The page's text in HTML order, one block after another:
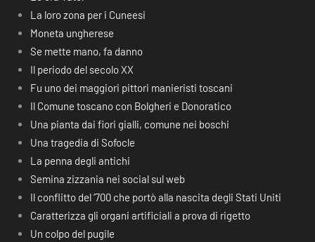
La loro zona per i Cuneesi
Moneta ungherese
Se mette mano, fa danno
Il periodo del secolo XX
Fu uno dei maggiori pittori manieristi toscani
Il Comune toscano con Bolgheri e Donoratico
Una pianta dai fiori gialli, comune nei boschi
Una tragedia di Sofocle
La penna degli antichi
Semina zizzania nei social sul web
Il conflitto del ‘700 che portò alla nascita degli Stati Uniti
Caratterizza gli organi artificiali a prova di rigetto
Un colpo del pugile